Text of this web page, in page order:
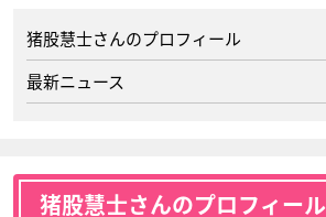
猪股慧士さんのプロフィール
最新ニュース
猪股慧士さんのプロフィール